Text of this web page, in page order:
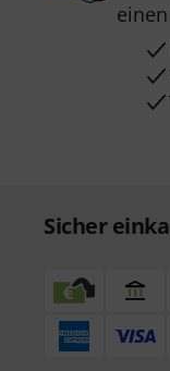
Sicher